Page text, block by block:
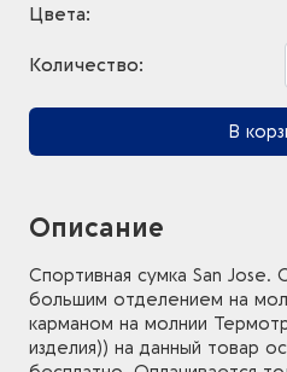
Цвета:
Количество:
В
Описание
Спортивная сумка San Jose.
большим отделением на
карманом на молнии
изделия)) на данный товар